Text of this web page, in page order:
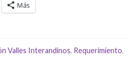
Más
Valles Interandinos, Requerimiento,